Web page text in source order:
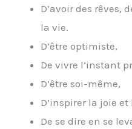
D’avoir des rêves,
la vie.
D’être optimiste,
De vivre l’instant
D’être soi-même,
D’inspirer la joie
De se dire en se